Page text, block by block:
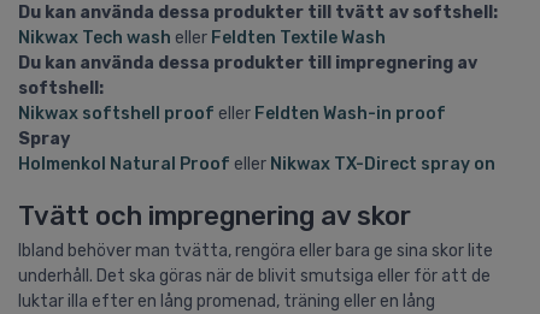
Du kan använda dessa produkter till tvätt av softshell:
Nikwax Tech wash eller Feldten Textile Wash
Du kan använda dessa produkter till impregnering av
softshell:
Nikwax softshell proof eller Feldten Wash-in proof
Spray
Holmenkol Natural Proof eller Nikwax TX-Direct spray on
Tvätt och impregnering av skor
Ibland behöver man tvätta, rengöra eller bara ge sina skor lite
underhåll. Det ska göras när de blivit smutsiga eller för att de
luktar illa efter en lång promenad, träning eller en lång